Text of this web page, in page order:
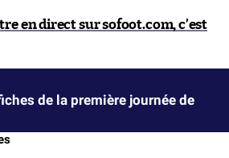
en direct sur sofoot.com, c’est
de la première journée de